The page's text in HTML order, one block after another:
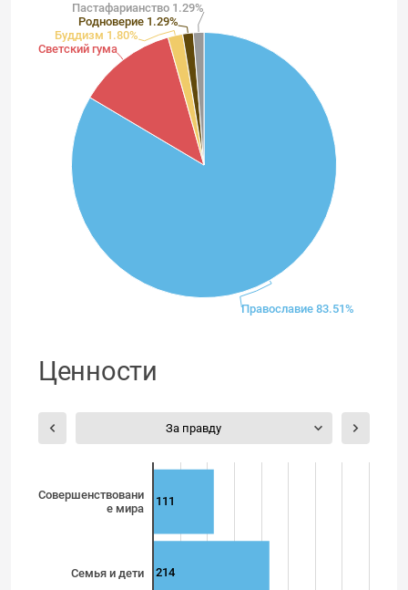
Православие 83.51%
Светский гуманизм 12.11%
Буддизм 1.80%
Родноверие 1.29%
Пастафарианство 1.29%
Ценности
За правду
Совершенствовани
е мира
Семья и дети
111
214